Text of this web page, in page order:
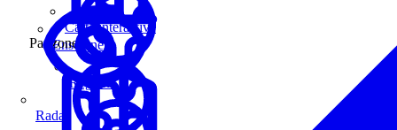
Enseignes
Régions
Carte interactive
Par zone
Radar